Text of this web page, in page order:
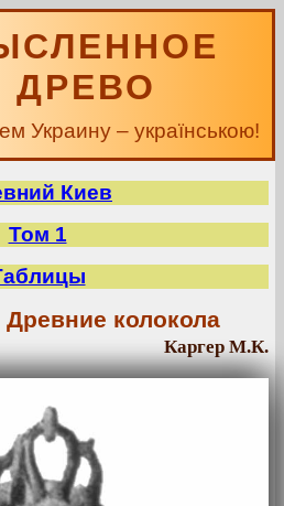
ДРЕВО
Украину – українською!
Киев
Том 1
Древние колокола
Каргер М.К.